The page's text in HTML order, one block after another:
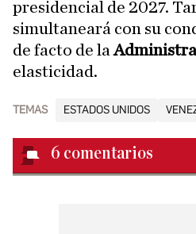
presidencial de 2027.
simultaneará con su
de facto de la
elasticidad.
TEMAS ESTADOS UNIDOS
6 comentarios